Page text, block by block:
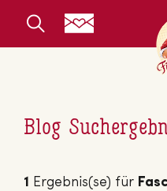
Blog
1 Ergebnis(se) für